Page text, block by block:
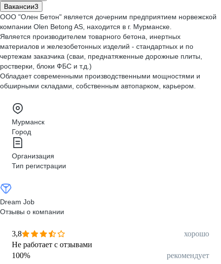
Вакансии3
ООО "Олен Бетон" является дочерним предприятием норвежской
компании Olen Betong AS, находится в г. Мурманске.
Является производителем товарного бетона, инертных
материалов и железобетонных изделий - стандартных и по
чертежам заказчика (сваи, преднатяженные дорожные плиты,
ростверки, блоки ФБС и т.д.)
Обладает современными производственными мощностями и
обширными складами, собственным автопарком, карьером.
Мурманск
Город
Организация
Тип регистрации
Dream Job
Отзывы о компании
3,8
хорошо
Не работает с отзывами
100% рекомендует